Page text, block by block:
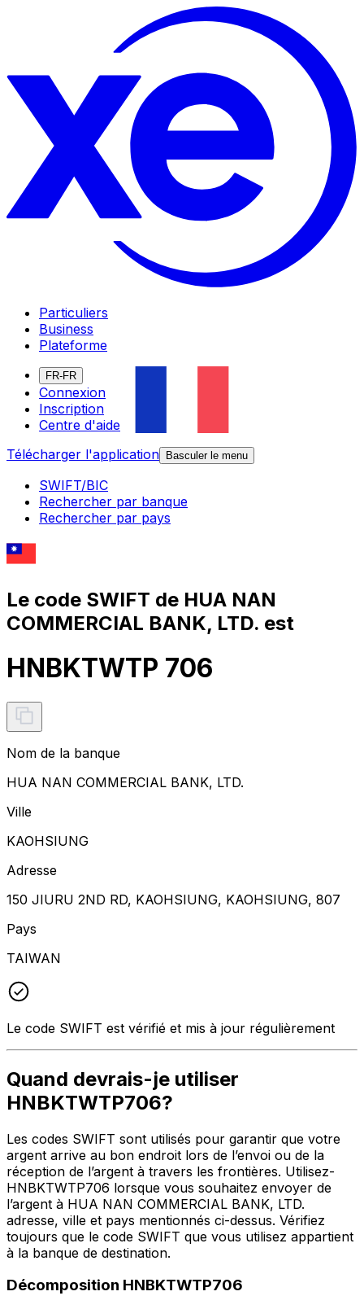
Particuliers
Business
Plateforme
FR-FR
Connexion
Inscription
Centre d'aide
Télécharger l'application
Basculer le menu
SWIFT/BIC
Rechercher par banque
Rechercher par pays
Le code SWIFT de HUA NAN
COMMERCIAL BANK, LTD. est
HNBKTWTP 706
Nom de la banque
HUA NAN COMMERCIAL BANK, LTD.
Ville
KAOHSIUNG
Adresse
150 JIURU 2ND RD, KAOHSIUNG, KAOHSIUNG, 807
Pays
TAIWAN
Le code SWIFT est vérifié et mis à jour régulièrement
Quand devrais-je utiliser
HNBKTWTP706?
Les codes SWIFT sont utilisés pour garantir que votre
argent arrive au bon endroit lors de l’envoi ou de la
réception de l’argent à travers les frontières. Utilisez-
HNBKTWTP706 lorsque vous souhaitez envoyer de
l’argent à HUA NAN COMMERCIAL BANK, LTD.
adresse, ville et pays mentionnés ci-dessus. Vérifiez
toujours que le code SWIFT que vous utilisez appartient
à la banque de destination.
Décomposition HNBKTWTP706